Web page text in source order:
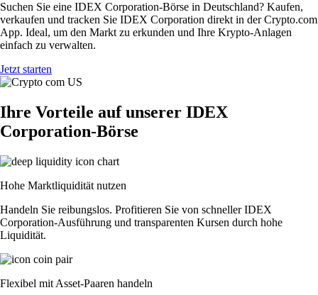
Suchen Sie eine IDEX Corporation-Börse in Deutschland? Kaufen,
verkaufen und tracken Sie IDEX Corporation direkt in der Crypto.com
App. Ideal, um den Markt zu erkunden und Ihre Krypto-Anlagen
einfach zu verwalten.
Jetzt starten
Ihre Vorteile auf unserer IDEX
Corporation-Börse
Hohe Marktliquidität nutzen
Handeln Sie reibungslos. Profitieren Sie von schneller IDEX
Corporation-Ausführung und transparenten Kursen durch hohe
Liquidität.
Flexibel mit Asset-Paaren handeln